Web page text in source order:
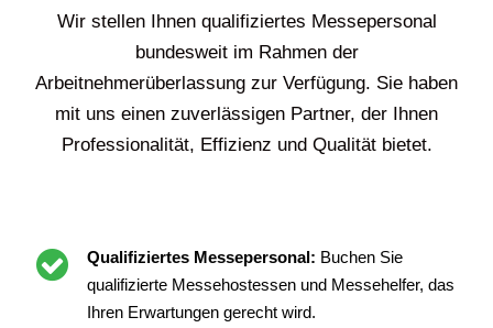
Wir stellen Ihnen qualifiziertes Messepersonal
bundesweit im Rahmen der
Arbeitnehmerüberlassung zur Verfügung. Sie haben
mit uns einen zuverlässigen Partner, der Ihnen
Professionalität, Effizienz und Qualität bietet.
Qualifiziertes Messepersonal: Buchen Sie
qualifizierte Messehostessen und Messehelfer, das
Ihren Erwartungen gerecht wird.